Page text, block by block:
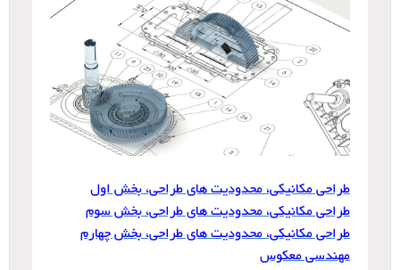
طراحی مکانیکی، محدودیت های طراحی، بخش اول
طراحی مکانیکی، محدودیت های طراحی، بخش سوم
طراحی مکانیکی، محدودیت های طراحی، بخش چهارم
مهندسی معکوس